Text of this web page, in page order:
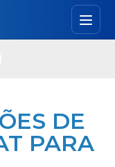
para proteção e praticidade
DE
PARA